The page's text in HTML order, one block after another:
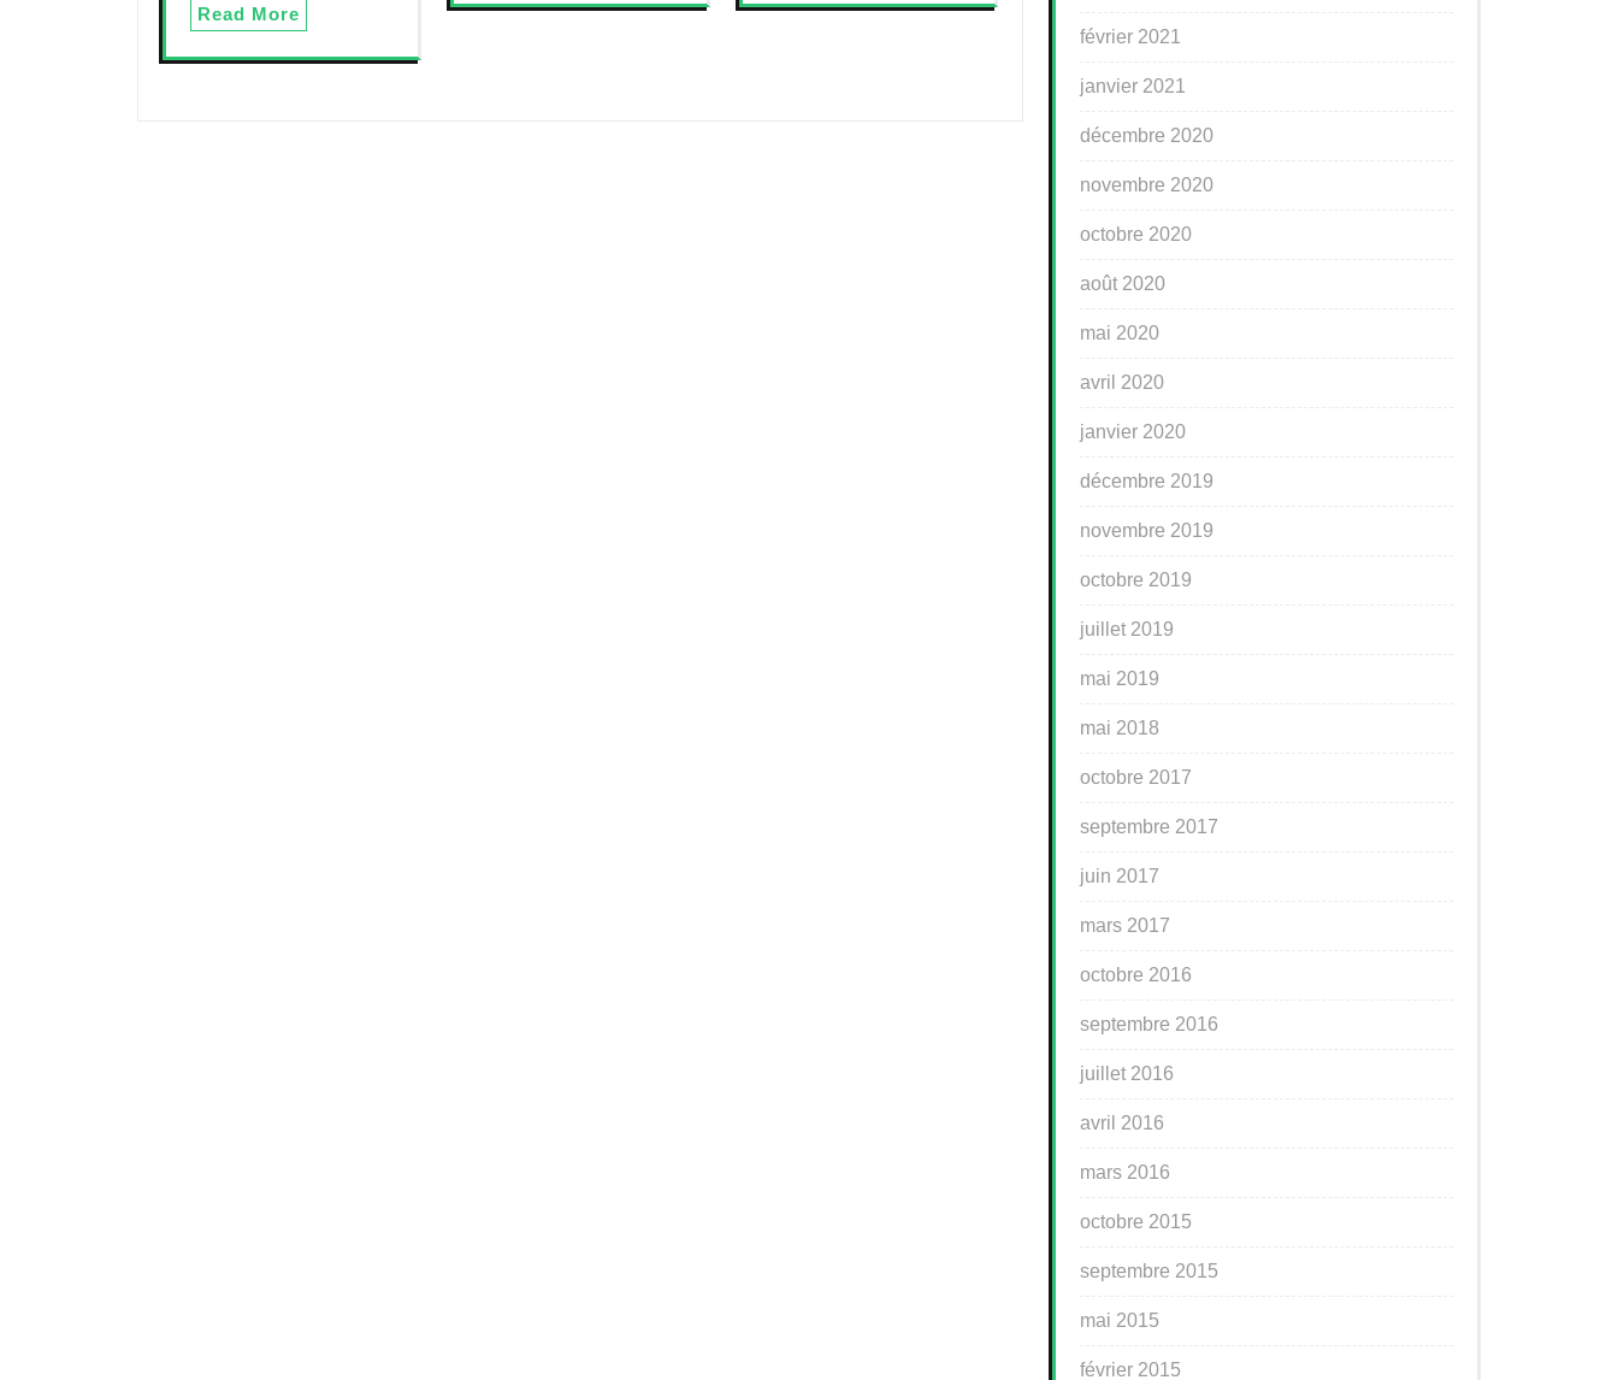
Read More
février 2021
janvier 2021
décembre 2020
novembre 2020
octobre 2020
août 2020
mai 2020
avril 2020
janvier 2020
décembre 2019
novembre 2019
octobre 2019
juillet 2019
mai 2019
mai 2018
octobre 2017
septembre 2017
juin 2017
mars 2017
octobre 2016
septembre 2016
juillet 2016
avril 2016
mars 2016
octobre 2015
septembre 2015
mai 2015
février 2015